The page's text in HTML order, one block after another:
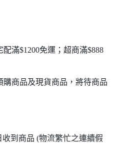
滿$1200免運；超商滿$888
商品及現貨商品，將待商品
到商品 (物流繁忙之連續假